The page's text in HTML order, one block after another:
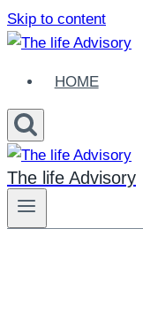
Skip to content
HOME
The life Advisory